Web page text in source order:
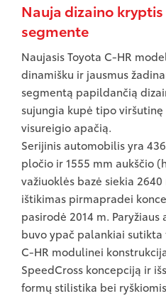
Nauja dizaino
segmente
Naujasis Toyota C-HR
dinamišku ir jausmus
segmentą papildančią
sujungia kupė tipo
visureigio apačią.
Serijinis automobilis yra
pločio ir 1555 mm aukščio
važiuoklės bazė siekia
ištikimas pirmapradei
pasirodė 2014 m.
buvo ypač palankiai
C-HR modulinei
SpeedCross koncepciją ir
formų stilistika bei